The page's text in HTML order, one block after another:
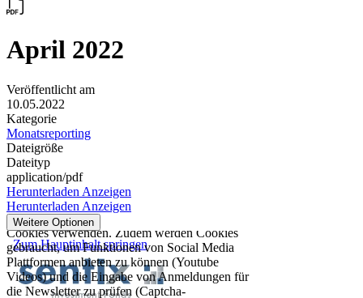
April 2022
Veröffentlicht am
10.05.2022
Kategorie
Monatsreporting
Dateigröße
Dateityp
application/pdf
Herunterladen Anzeigen
Herunterladen Anzeigen
Weitere Optionen